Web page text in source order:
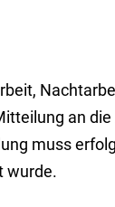
an
muss
wurde.